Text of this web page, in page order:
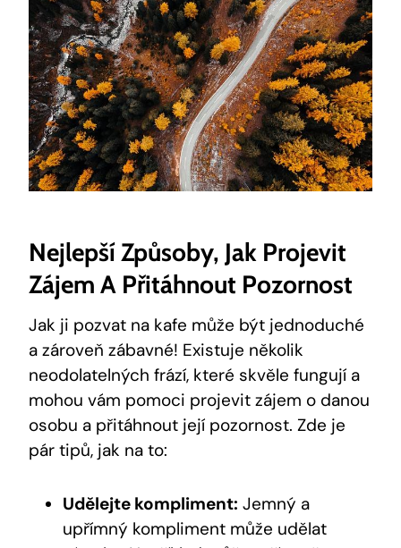
Nejlepší Způsoby, Jak Projevit
Zájem A Přitáhnout Pozornost
Jak ji pozvat na kafe může být jednoduché
a zároveň zábavné! Existuje několik
neodolatelných frází, které skvěle fungují a
mohou vám pomoci projevit zájem o danou
osobu a přitáhnout její pozornost. Zde je
pár tipů, jak na to:
Udělejte kompliment: Jemný a
upřímný kompliment může udělat